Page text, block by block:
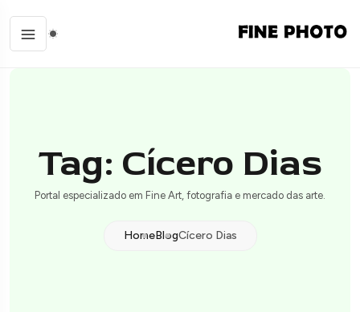
Tag: Cícero Dias
Portal especializado em Fine Art, fotografia e mercado das arte.
HomeBlogCícero Dias